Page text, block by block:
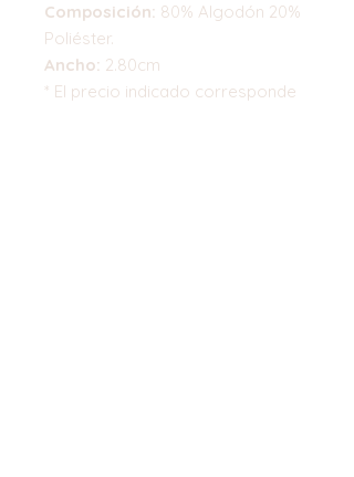
Composición: 80% Algodón 20%
Poliéster.
Ancho: 2.80cm
* El precio indicado corresponde